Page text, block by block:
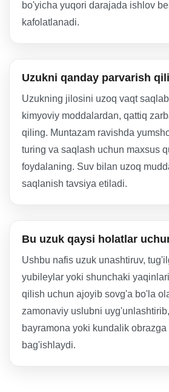
bo'yicha yuqori darajada ishlov
kafolatlanadi.
Uzukni qanday parvarish
Uzukning jilosini uzoq vaqt
kimyoviy moddalardan, qattiq
qiling. Muntazam ravishda
turing va saqlash uchun maxsus
foydalaning. Suv bilan uzoq
saqlanish tavsiya etiladi.
Bu uzuk qaysi holatlar
Ushbu nafis uzuk unashtiruv,
yubileylar yoki shunchaki
qilish uchun ajoyib sovg'a bo'la
zamonaviy uslubni
bayramona yoki kundalik obrazga
bag'ishlaydi.